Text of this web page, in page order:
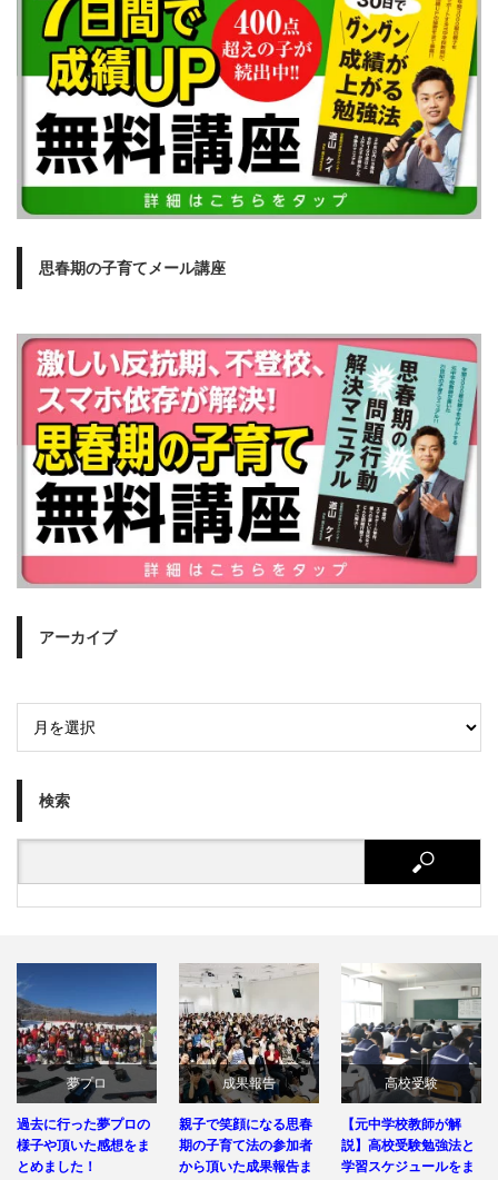
思春期の子育てメール講座
アーカイブ
検索
夢プロ
過去に行った夢プロの
様子や頂いた感想をま
とめました！
成果報告
親子で笑顔になる思春
期の子育て法の参加者
から頂いた成果報告ま
高校受験
【元中学校教師が解
説】高校受験勉強法と
学習スケジュールをま